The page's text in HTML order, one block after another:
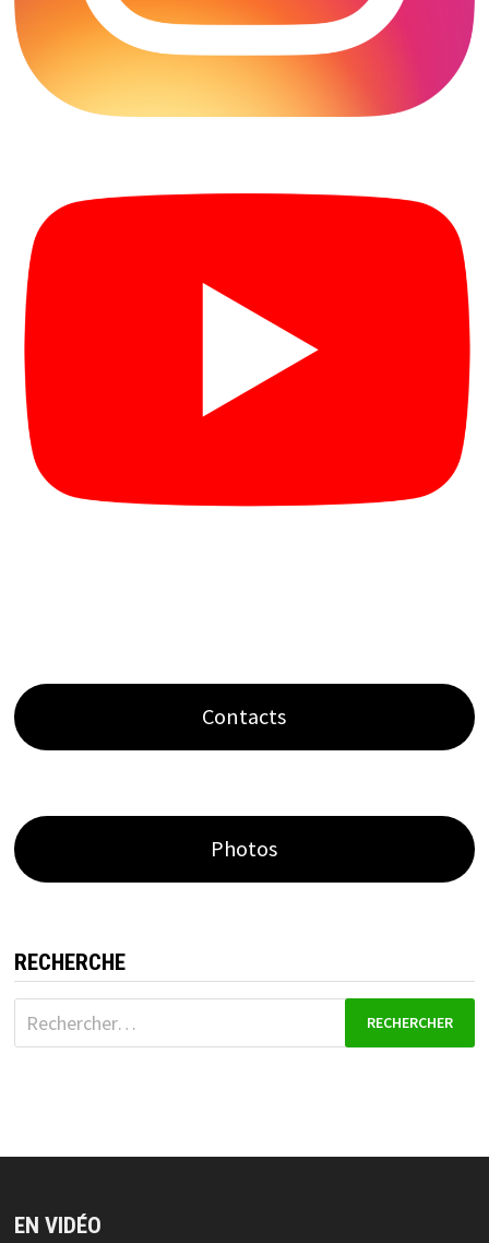
Contacts
Photos
RECHERCHE
Rechercher :
EN VIDÉO